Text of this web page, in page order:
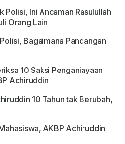
Polisi, Ini Ancaman Rasulullah
Orang Lain
Bagaimana Pandangan
10 Saksi Penganiayaan
Achiruddin
10 Tahun tak Berubah,
AKBP Achiruddin